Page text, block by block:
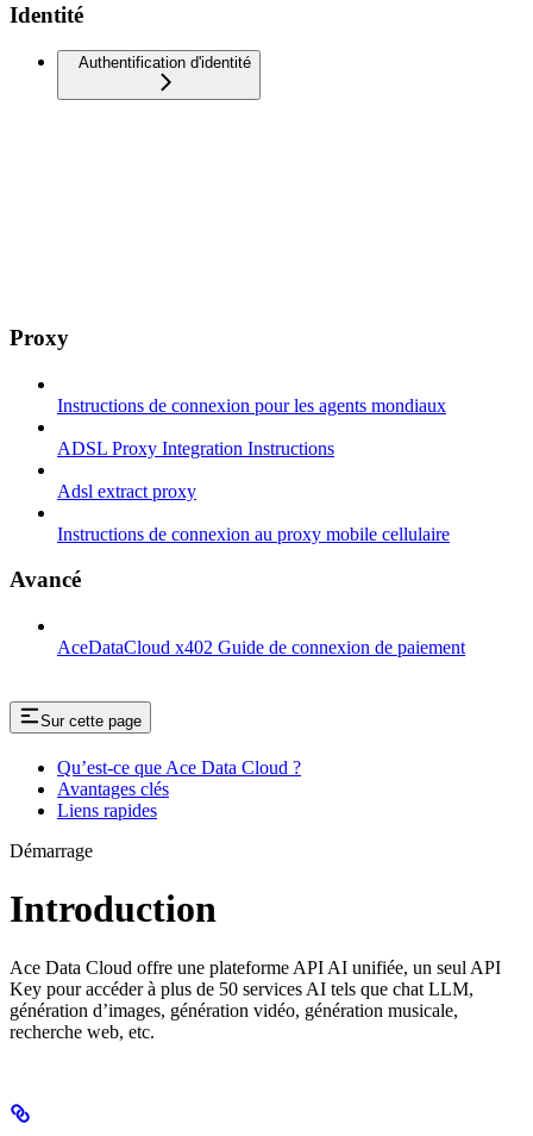
Identité
Authentification d'identité
Proxy
Instructions de connexion pour les agents mondiaux
ADSL Proxy Integration Instructions
Adsl extract proxy
Instructions de connexion au proxy mobile cellulaire
Avancé
AceDataCloud x402 Guide de connexion de paiement
Sur cette page
Qu’est-ce que Ace Data Cloud ?
Avantages clés
Liens rapides
Démarrage
Introduction
Ace Data Cloud offre une plateforme API AI unifiée, un seul API
Key pour accéder à plus de 50 services AI tels que chat LLM,
génération d’images, génération vidéo, génération musicale,
recherche web, etc.